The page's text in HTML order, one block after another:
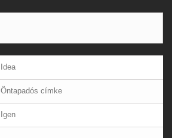
Idea
Öntapadós címke
Igen